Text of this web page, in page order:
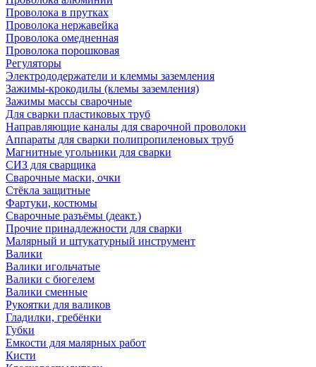
Проволока в прутках
Проволока нержавейка
Проволока омедненная
Проволока порошковая
Регуляторы
Электрододержатели и клеммы заземления
Зажимы-крокодилы (клемы заземления)
Зажимы массы сварочные
Для сварки пластиковых труб
Направляющие каналы для сварочной проволоки
Аппараты для сварки полипропиленовых труб
Магнитные угольники для сварки
СИЗ для сварщика
Сварочные маски, очки
Стёкла защитные
Фартуки, костюмы
Сварочные разъёмы (деакт.)
Прочие принадлежности для сварки
Малярный и штукатурный инструмент
Валики
Валики игольчатые
Валики с бюгелем
Валики сменные
Рукоятки для валиков
Гладилки, гребёнки
Губки
Емкости для малярных работ
Кисти